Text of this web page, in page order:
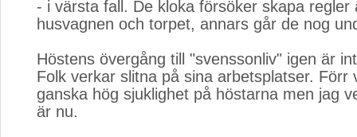
- i värsta fall. De kloka försöker skapa regler
husvagnen och torpet, annars går de nog
Höstens övergång till "svenssonliv" igen är
Folk verkar slitna på sina arbetsplatser. Förr
ganska hög sjuklighet på höstarna men jag
är nu.